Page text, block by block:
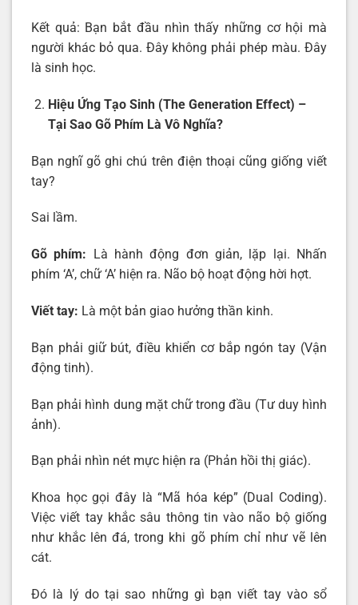
Kết quả: Bạn bắt đầu nhìn thấy những cơ hội mà
người khác bỏ qua. Đây không phải phép màu. Đây
là sinh học.
Hiệu Ứng Tạo Sinh (The Generation Effect) –
Tại Sao Gõ Phím Là Vô Nghĩa?
Bạn nghĩ gõ ghi chú trên điện thoại cũng giống viết
tay?
Sai lầm.
Gõ phím: Là hành động đơn giản, lặp lại. Nhấn
phím ‘A’, chữ ‘A’ hiện ra. Não bộ hoạt động hời hợt.
Viết tay: Là một bản giao hưởng thần kinh.
Bạn phải giữ bút, điều khiển cơ bắp ngón tay (Vận
động tinh).
Bạn phải hình dung mặt chữ trong đầu (Tư duy hình
ảnh).
Bạn phải nhìn nét mực hiện ra (Phản hồi thị giác).
Khoa học gọi đây là “Mã hóa kép” (Dual Coding).
Việc viết tay khắc sâu thông tin vào não bộ giống
như khắc lên đá, trong khi gõ phím chỉ như vẽ lên
cát.
Đó là lý do tại sao những gì bạn viết tay vào sổ